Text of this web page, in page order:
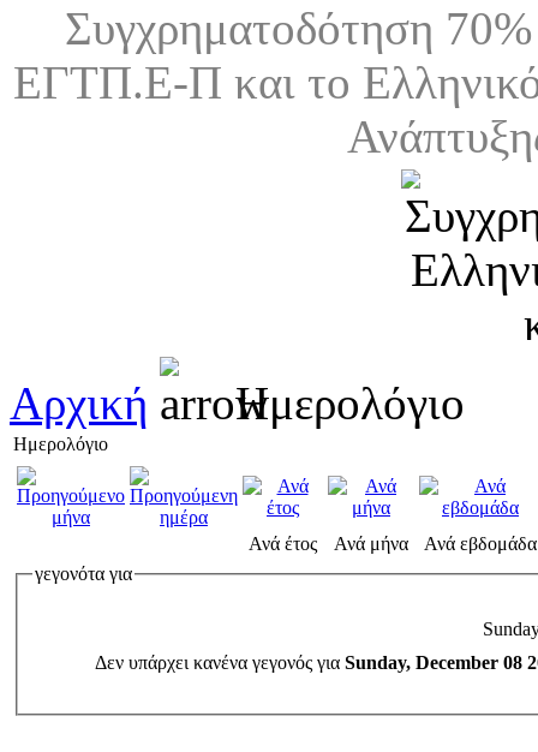
Συγχρηματοδότηση
ΕΓΤΠ.Ε-Π και το
Αρχική Ημερολόγιο
Ημερολόγιο
Ανά έτος Ανά μήνα
Ανά εβδομάδα
γεγονότα για
Δεν υπάρχει κανένα γεγονός για Sunday, December 08